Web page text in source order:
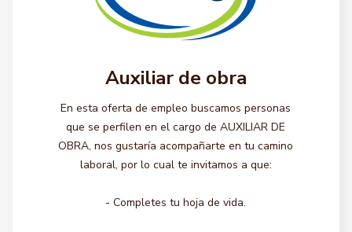
Auxiliar de obra
En esta oferta de empleo buscamos personas
que se perfilen en el cargo de AUXILIAR DE
OBRA, nos gustaría acompañarte en tu camino
laboral, por lo cual te invitamos a que:
- Completes tu hoja de vida.